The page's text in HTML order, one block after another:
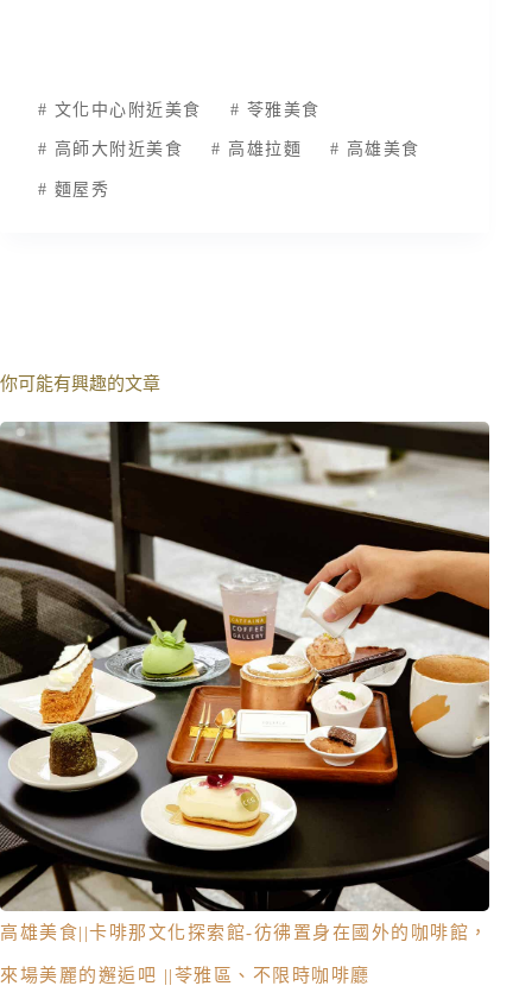
# 文化中心附近美食 # 苓雅美食
# 高師大附近美食 # 高雄拉麵 # 高雄美食
# 麵屋秀
你可能有興趣的文章
高雄美食||卡啡那文化探索館 -彷彿置身在國外的咖啡館，
來場美麗的邂逅吧 ||苓雅區、不限時咖啡廳